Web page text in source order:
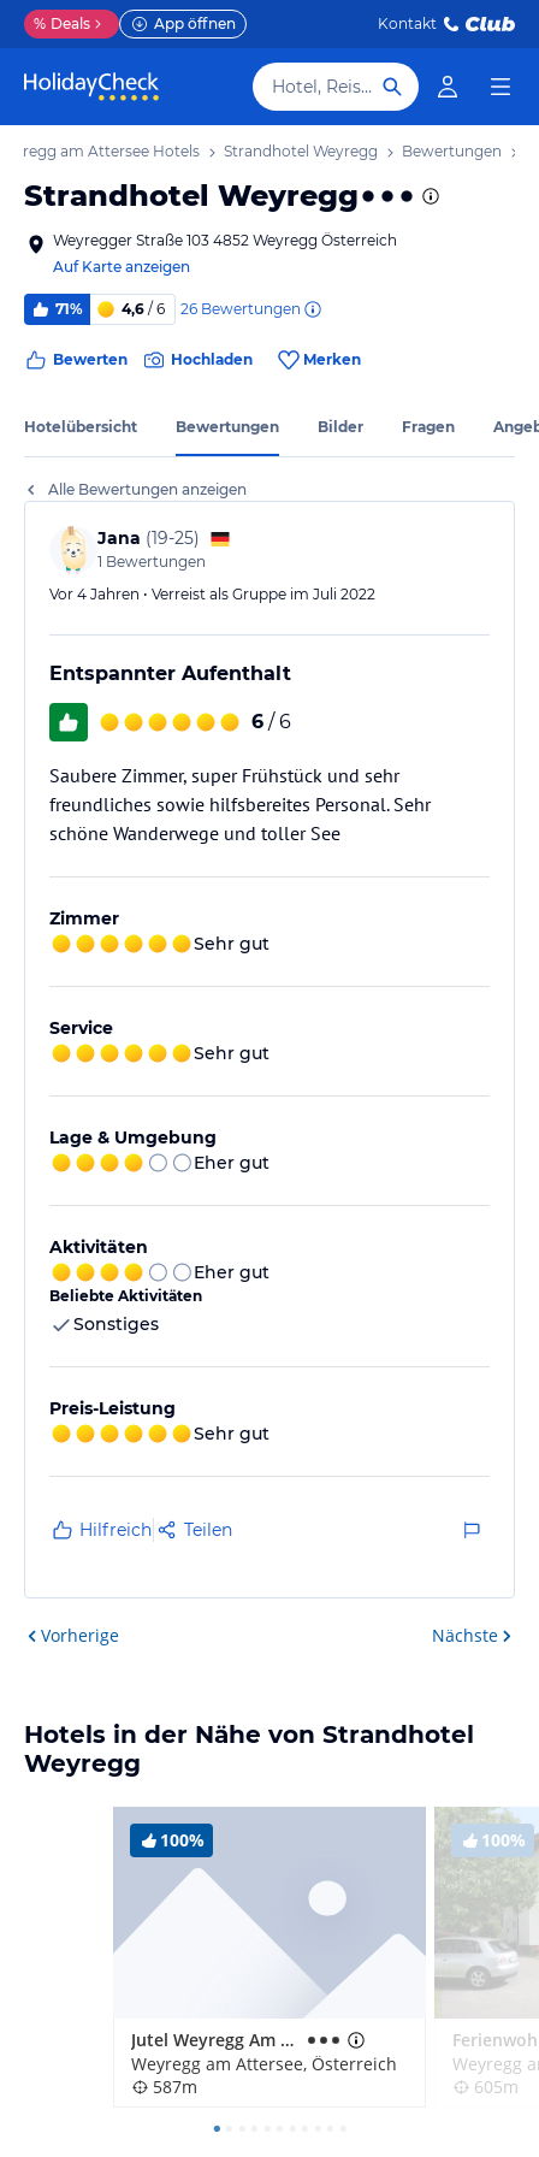
% Deals App öffnen Kontakt
Hotel, Reiseziel
am Attersee Hotels Strandhotel Weyregg Bewertungen
Strandhotel Weyregg
Weyregger Straße 103 4852 Weyregg Österreich
Auf Karte anzeigen
71% 4,6 / 6 26 Bewertungen
Bewerten Hochladen Merken
Hotelübersicht Bewertungen Bilder Fragen
Alle Bewertungen anzeigen
Jana (19-25)
1 Bewertungen
Vor 4 Jahren • Verreist als Gruppe im Juli 2022
Entspannter Aufenthalt
6 / 6
Saubere Zimmer, super Frühstück und sehr
freundliches sowie hilfsbereites Personal. Sehr
schöne Wanderwege und toller See
Zimmer
Sehr gut
Service
Sehr gut
Lage & Umgebung
Eher gut
Aktivitäten
Eher gut
Beliebte Aktivitäten
Sonstiges
Preis-Leistung
Sehr gut
Hilfreich Teilen
Vorherige Nächste
Hotels in der Nähe von Strandhotel
Weyregg
100%
Jutel Weyregg Am Attersee Hütte
Weyregg am Attersee, Österreich
587m
100%
Weyregg
605m